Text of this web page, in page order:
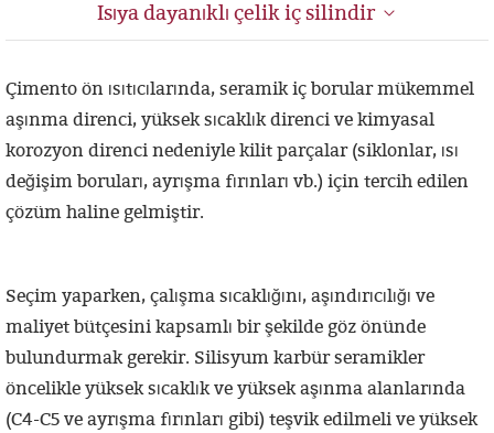
Isıya dayanıklı çelik iç silindir
Çimento ön ısıtıcılarında, seramik iç borular mükemmel
aşınma direnci, yüksek sıcaklık direnci ve kimyasal
korozyon direnci nedeniyle kilit parçalar (siklonlar, ısı
değişim boruları, ayrışma fırınları vb.) için tercih edilen
çözüm haline gelmiştir.
Seçim yaparken, çalışma sıcaklığını, aşındırıcılığı ve
maliyet bütçesini kapsamlı bir şekilde göz önünde
bulundurmak gerekir. Silisyum karbür seramikler
öncelikle yüksek sıcaklık ve yüksek aşınma alanlarında
(C4-C5 ve ayrışma fırınları gibi) teşvik edilmeli ve yüksek